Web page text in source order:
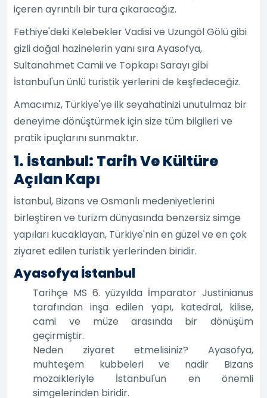
içeren ayrıntılı bir tura çıkaracağız.
Fethiye'deki Kelebekler Vadisi ve Uzungöl Gölü gibi
gizli doğal hazinelerin yanı sıra Ayasofya,
Sultanahmet Camii ve Topkapı Sarayı gibi
İstanbul'un ünlü turistik yerlerini de keşfedeceğiz.
Amacımız, Türkiye'ye ilk seyahatinizi unutulmaz bir
deneyime dönüştürmek için size tüm bilgileri ve
pratik ipuçlarını sunmaktır.
1. İstanbul: Tarih Ve Kültüre
Açılan Kapı
İstanbul, Bizans ve Osmanlı medeniyetlerini
birleştiren ve turizm dünyasında benzersiz simge
yapıları kucaklayan, Türkiye'nin en güzel ve en çok
ziyaret edilen turistik yerlerinden biridir.
Ayasofya İstanbul
Tarihçe MS 6. yüzyılda İmparator Justinianus
tarafından inşa edilen yapı, katedral, kilise,
cami ve müze arasında bir dönüşüm
geçirmiştir.
Neden ziyaret etmelisiniz? Ayasofya,
muhteşem kubbeleri ve nadir Bizans
mozaikleriyle İstanbul'un en önemli
simgelerinden biridir.